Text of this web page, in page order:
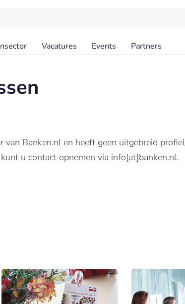
Vacatures Events Partners
van Banken.nl en heeft geen uitgebreid
u contact opnemen via info[at]banken.nl.